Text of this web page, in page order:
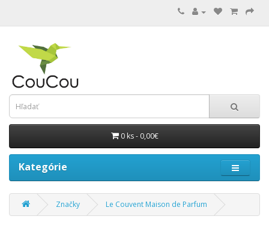
0 ks - 0,00€
Kategórie
Značky Le Couvent Maison de Parfum